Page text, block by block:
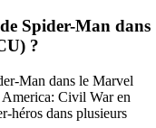
Spider-Man dans
?
Man dans le Marvel
Civil War en
héros dans plusieurs